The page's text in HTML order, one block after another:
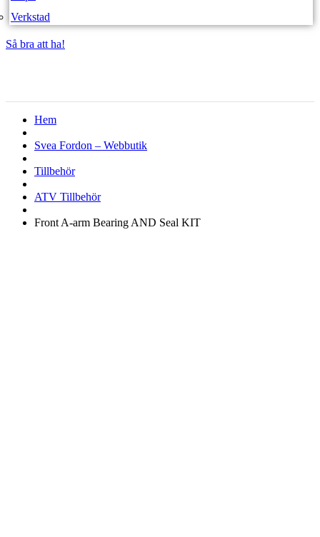
Verkstad
Så bra att ha!
Hem
Svea Fordon – Webbutik
Tillbehör
ATV Tillbehör
Front A-arm Bearing AND Seal KIT